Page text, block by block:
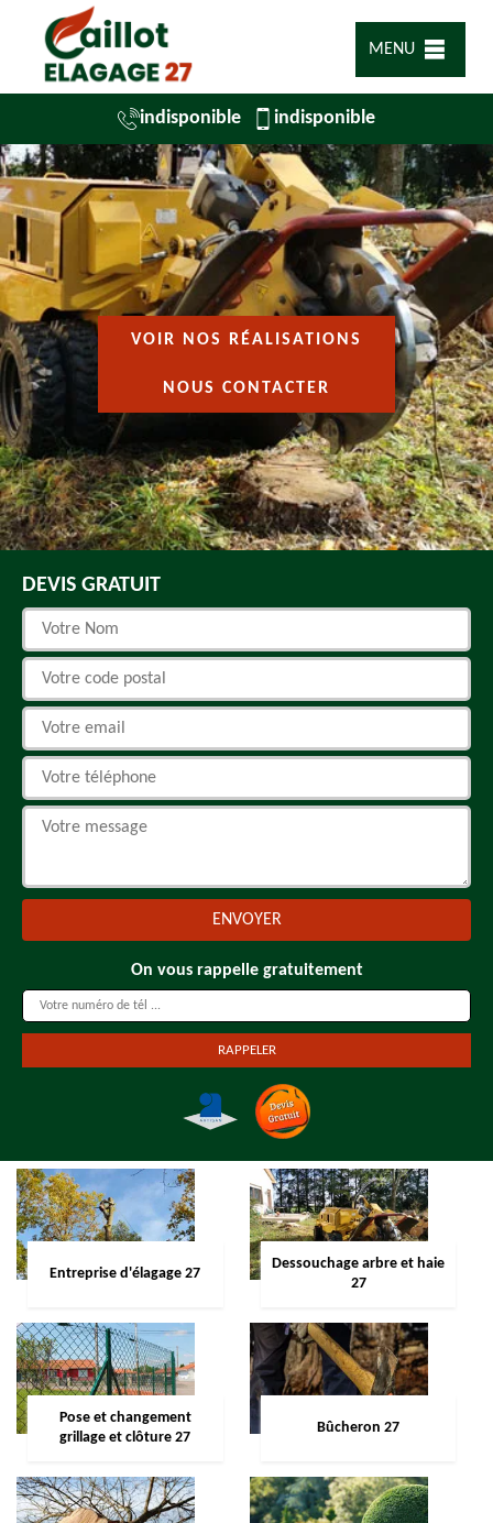
MENU
indisponible indisponible
VOIR NOS RÉALISATIONS
NOUS CONTACTER
DEVIS GRATUIT
On vous rappelle gratuitement
Entreprise d'élagage 27
Dessouchage arbre et haie
27
Pose et changement
grillage et clôture 27
Bûcheron 27